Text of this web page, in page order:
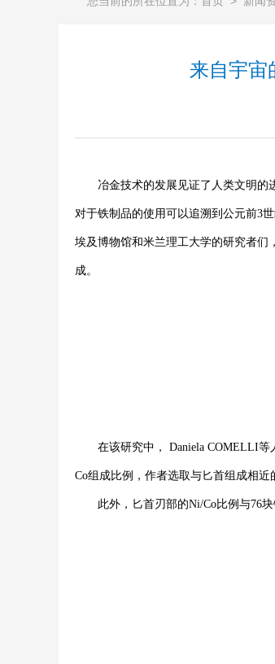
来自宇宙
冶金技术的发展见证了人类文明的进
对于铁制品的使用可以追溯到公元前3
埃及博物馆和米兰理工大学的研究者们
成。
在该研究中， Daniela COMELLI等人
Co组成比例，作者选取与匕首组成相近
此外，匕首刃部的Ni/Co比例与76块